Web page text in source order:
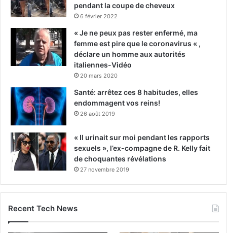
pendant la coupe de cheveux
6 février 2022
« Je ne peux pas rester enfermé, ma
femme est pire que le coronavirus « ,
déclare un homme aux autorités
italiennes-Vidéo
20 mars 2020
Santé: arrêtez ces 8 habitudes, elles
endommagent vos reins!
26 août 2019
« Il urinait sur moi pendant les rapports
sexuels », l’ex-compagne de R. Kelly fait
de choquantes révélations
27 novembre 2019
Recent Tech News